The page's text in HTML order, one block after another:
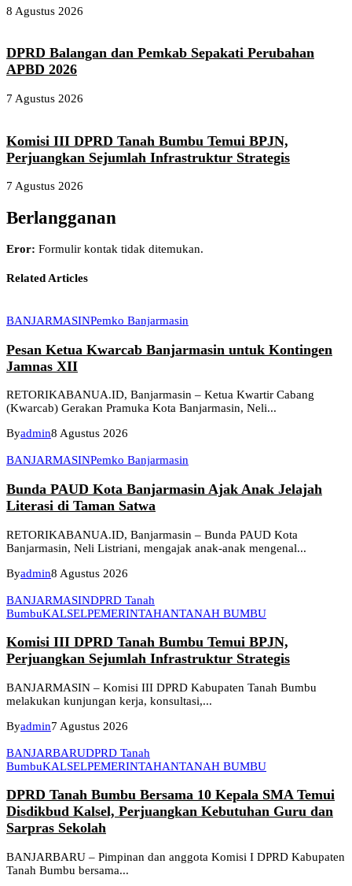
8 Agustus 2026
DPRD Balangan dan Pemkab Sepakati Perubahan
APBD 2026
7 Agustus 2026
Komisi III DPRD Tanah Bumbu Temui BPJN,
Perjuangkan Sejumlah Infrastruktur Strategis
7 Agustus 2026
Berlangganan
Eror: Formulir kontak tidak ditemukan.
Related Articles
BANJARMASINPemko Banjarmasin
Pesan Ketua Kwarcab Banjarmasin untuk Kontingen
Jamnas XII
RETORIKABANUA.ID, Banjarmasin – Ketua Kwartir Cabang
(Kwarcab) Gerakan Pramuka Kota Banjarmasin, Neli...
Byadmin8 Agustus 2026
BANJARMASINPemko Banjarmasin
Bunda PAUD Kota Banjarmasin Ajak Anak Jelajah
Literasi di Taman Satwa
RETORIKABANUA.ID, Banjarmasin – Bunda PAUD Kota
Banjarmasin, Neli Listriani, mengajak anak-anak mengenal...
Byadmin8 Agustus 2026
BANJARMASINDPRD Tanah
BumbuKALSELPEMERINTAHANTANAH BUMBU
Komisi III DPRD Tanah Bumbu Temui BPJN,
Perjuangkan Sejumlah Infrastruktur Strategis
BANJARMASIN – Komisi III DPRD Kabupaten Tanah Bumbu
melakukan kunjungan kerja, konsultasi,...
Byadmin7 Agustus 2026
BANJARBARUDPRD Tanah
BumbuKALSELPEMERINTAHANTANAH BUMBU
DPRD Tanah Bumbu Bersama 10 Kepala SMA Temui
Disdikbud Kalsel, Perjuangkan Kebutuhan Guru dan
Sarpras Sekolah
BANJARBARU – Pimpinan dan anggota Komisi I DPRD Kabupaten
Tanah Bumbu bersama...